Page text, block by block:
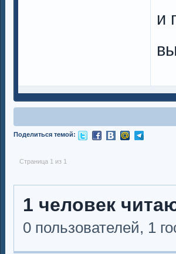
и
Поделиться темой:
Страница 1 из 1
1 человек
0 пользователей, 1